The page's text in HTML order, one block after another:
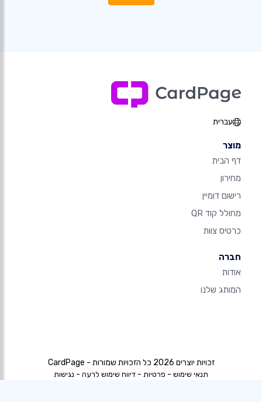
עברית
מוצר
דף הבית
מחירון
רישום דומיין
מחולל קוד QR
כרטיס צוות
חברה
אודות
המותג שלנו
זכויות יוצרים 2026 כל הזכויות שמורות - CardPage
תנאי שימוש - פרטיות - דיווח שימוש לרעה - נגישות